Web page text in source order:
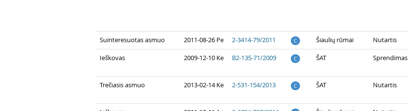
Suinteresuotas asmuo 2011-08-26 Pe 2-3414-79/2011 C Šiaulių rūmai Nutartis
Ieškovas 2009-12-10 Ke B2-135-71/2009 C ŠAT Sprendimas
Trečiasis asmuo 2013-02-14 Ke 2-531-154/2013 C ŠAT Nutartis